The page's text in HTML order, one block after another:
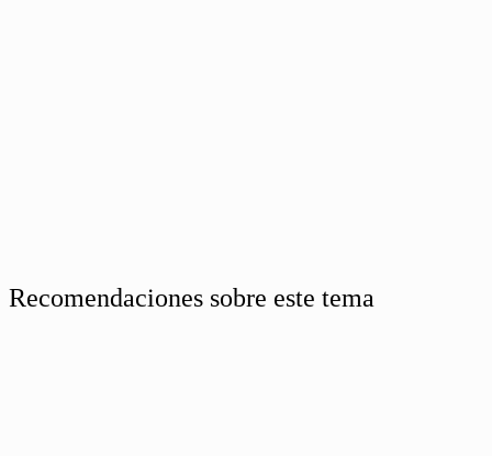
Recomendaciones sobre este tema